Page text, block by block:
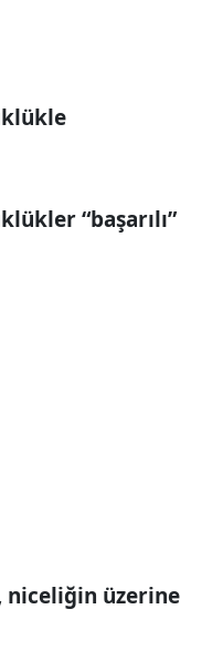
“başarılı”
niceliğin üzerine